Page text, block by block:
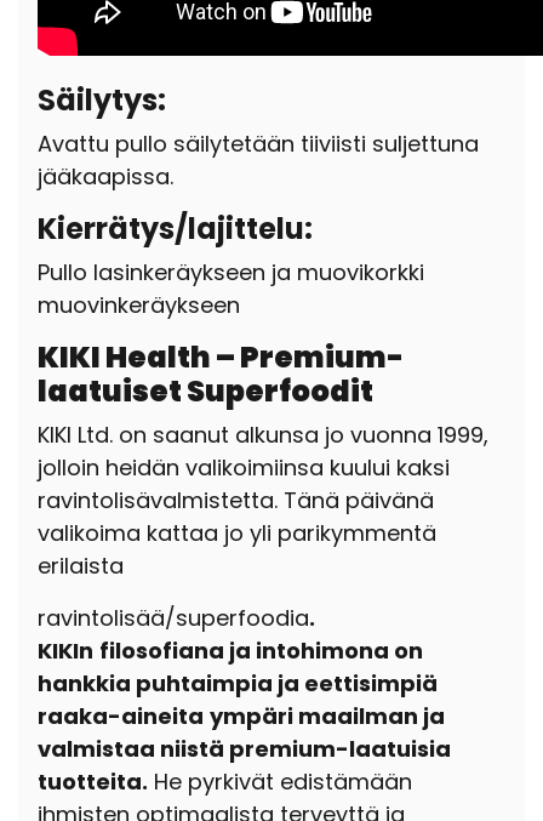
Säilytys:
Avattu pullo säilytetään tiiviisti suljettuna
jääkaapissa.
Kierrätys/lajittelu:
Pullo lasinkeräykseen ja muovikorkki
muovinkeräykseen
KIKI Health – Premium-
laatuiset Superfoodit
KIKI Ltd. on saanut alkunsa jo vuonna 1999,
jolloin heidän valikoimiinsa kuului kaksi
ravintolisävalmistetta. Tänä päivänä
valikoima kattaa jo yli parikymmentä
erilaista
ravintolisää/superfoodia.
KIKIn filosofiana ja intohimona on
hankkia puhtaimpia ja eettisimpiä
raaka-aineita ympäri maailman ja
valmistaa niistä premium-laatuisia
tuotteita. He pyrkivät edistämään
ihmisten optimaalista terveyttä ja